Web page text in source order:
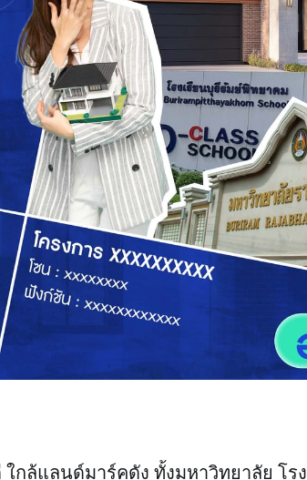
กล้แลนด์มาร์คดัง ทั้งมหาวิทยาลัย โรง